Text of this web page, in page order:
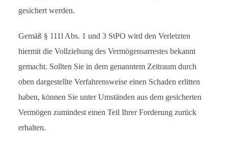
gesichert werden.
Gemäß § 111l Abs. 1 und 3 StPO wird den Verletzten
hiermit die Vollziehung des Vermögensarrestes bekannt
gemacht. Sollten Sie in dem genanntem Zeitraum durch
oben dargestellte Verfahrensweise einen Schaden erlitten
haben, können Sie unter Umständen aus dem gesicherten
Vermögen zumindest einen Teil Ihrer Forderung zurück
erhalten.